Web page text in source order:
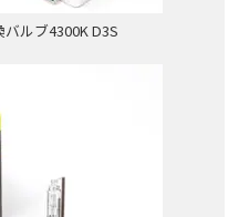
ルブ4300K D3S